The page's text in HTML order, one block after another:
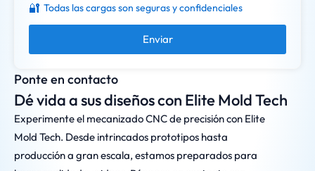
Ponte en contacto
Dé vida a sus diseños con Elite Mold Tech
Experimente el mecanizado CNC de precisión con Elite
Mold Tech. Desde intrincados prototipos hasta
producción a gran escala, estamos preparados para
🔐 Todas las cargas son seguras y confidenciales
Enviar